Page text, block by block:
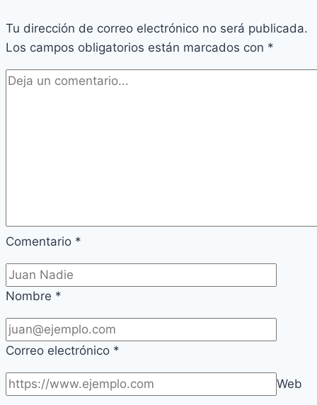
Tu dirección de correo electrónico no será publicada.
Los campos obligatorios están marcados con *
Comentario *
Nombre *
Correo electrónico *
Web